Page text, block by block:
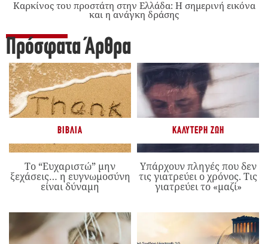
Καρκίνος του προστάτη στην Ελλάδα: Η σημερινή εικόνα
και η ανάγκη δράσης
Πρόσφατα Άρθρα
ΒΙΒΛΊΑ
Το “Ευχαριστώ” μην
ξεχάσεις… η ευγνωμοσύνη
είναι δύναμη
ΚΑΛΎΤΕΡΗ ΖΩΉ
Υπάρχουν πληγές που δεν
τις γιατρεύει ο χρόνος. Τις
γιατρεύει το «μαζί»